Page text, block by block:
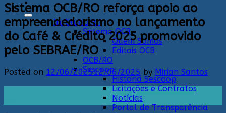
Institucional
Sistema OCB
Quem Somos
Editais OCB
OCB/RO
Sescoop
Historia Sescoop
Licitações e Contratos
Notícias
Portal de Transparência
Sistema OCB/RO reforça apoio ao
empreendedorismo no lançamento
do Café & Crédito 2025 promovido
pelo SEBRAE/RO
Posted on 12/06/202512/06/2025 by Mirian Santos